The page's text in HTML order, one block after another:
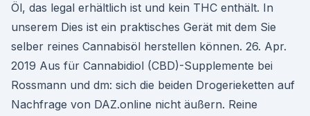
Öl, das legal erhältlich ist und kein THC enthält. In
unserem Dies ist ein praktisches Gerät mit dem Sie
selber reines Cannabisöl herstellen können. 26. Apr.
2019 Aus für Cannabidiol (CBD)-Supplemente bei
Rossmann und dm: sich die beiden Drogerieketten auf
Nachfrage von DAZ.online nicht äußern. Reine